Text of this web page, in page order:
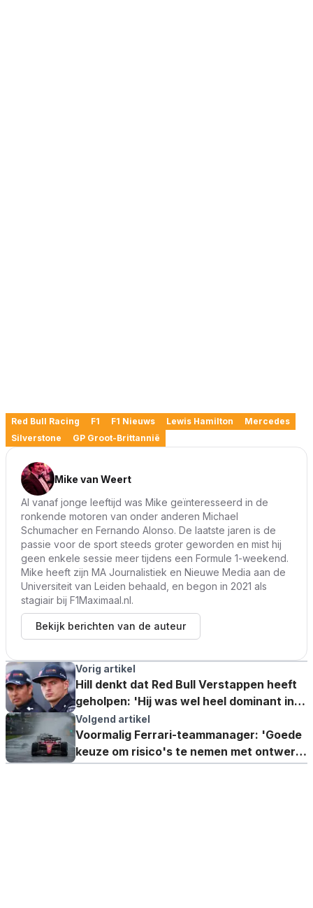
Red Bull Racing F1 F1 Nieuws Lewis Hamilton
Mercedes
Silverstone
GP Groot-Brittannië
Mike van Weert
Al vanaf jonge leeftijd was Mike geïnteresseerd in de
ronkende motoren van onder anderen Michael
Schumacher en Fernando Alonso. De laatste jaren is de
passie voor de sport steeds groter geworden en mist hij
geen enkele sessie meer tijdens een Formule 1-weekend.
Mike heeft zijn MA Journalistiek en Nieuwe Media aan de
Universiteit van Leiden behaald, en begon in 2021 als
stagiair bij F1Maximaal.nl.
Bekijk berichten van de auteur
Vorig artikel
Hill denkt dat Red Bull Verstappen heeft
geholpen: 'Hij was wel heel dominant in
Canada'
Volgend artikel
Voormalig Ferrari-teammanager: 'Goede
keuze om risico's te nemen met ontwerp
van de auto'